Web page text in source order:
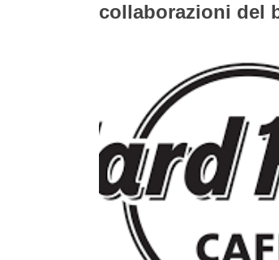
collaborazioni del